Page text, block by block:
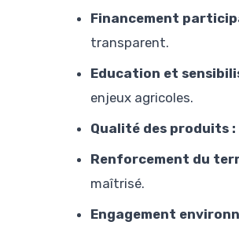
Financement
transparent.
Education et
enjeux agricoles.
Qualité des produits :
Renforcement du
maîtrisé.
Engagement